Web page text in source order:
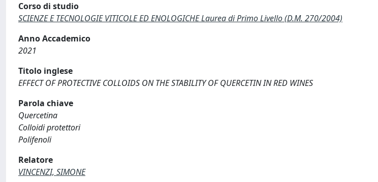
Corso di studio
SCIENZE E TECNOLOGIE VITICOLE ED ENOLOGICHE Laurea di Primo Livello (D.M. 270/2004)
Anno Accademico
2021
Titolo inglese
EFFECT OF PROTECTIVE COLLOIDS ON THE STABILITY OF QUERCETIN IN RED WINES
Parola chiave
Quercetina
Colloidi protettori
Polifenoli
Relatore
VINCENZI, SIMONE